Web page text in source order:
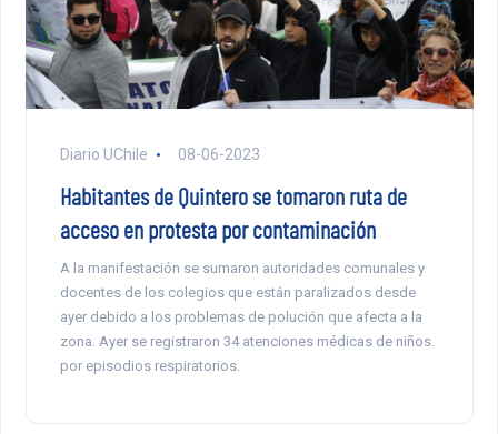
Diario UChile 08-06-2023
Habitantes de Quintero se tomaron ruta de
acceso en protesta por contaminación
A la manifestación se sumaron autoridades comunales y
docentes de los colegios que están paralizados desde
ayer debido a los problemas de polución que afecta a la
zona. Ayer se registraron 34 atenciones médicas de niños.
por episodios respiratorios.